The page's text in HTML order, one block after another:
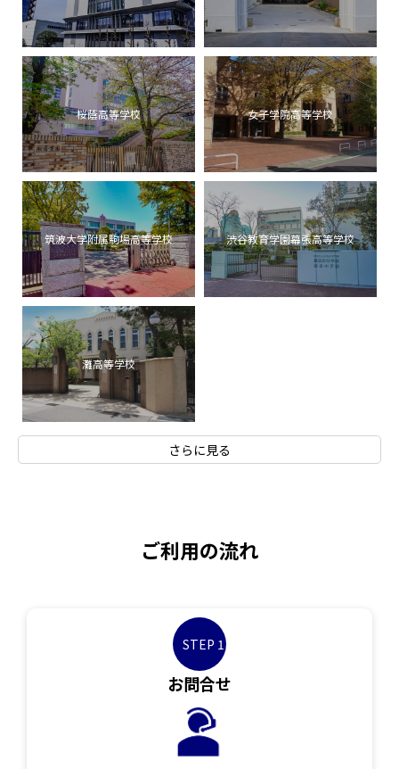
桜蔭高等学校 女子学院高等学校
筑波大学附属駒場高等学校 渋谷教育学園幕張高等学校
灘高等学校
さらに見る
ご利用の流れ
STEP 1
お問合せ